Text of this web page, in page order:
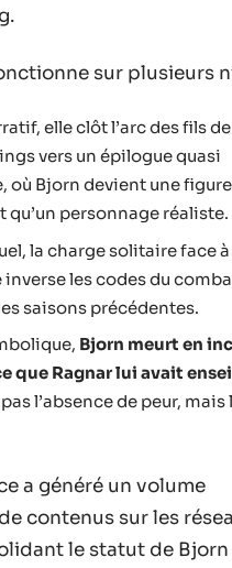
sur plusieurs
elle clôt l’arc des fils
vers un épilogue quasi
où Bjorn devient une
qu’un personnage réaliste.
la charge solitaire face
inverse les codes du
saisons précédentes.
Bjorn meurt en
que Ragnar lui avait
l’absence de peur, mais
a généré un volume
contenus sur les
le statut de